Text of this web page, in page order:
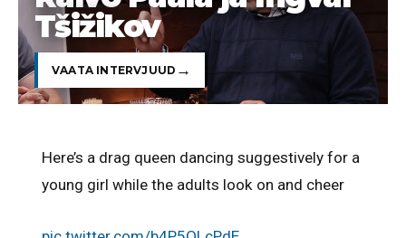
Tšižikov
VAATA INTERVJUUD
Here’s a drag queen dancing suggestively for a
young girl while the adults look on and cheer